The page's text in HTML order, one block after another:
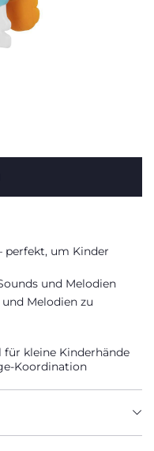
perfekt, um Kinder
und Melodien
Melodien zu
kleine Kinderhände
Koordination